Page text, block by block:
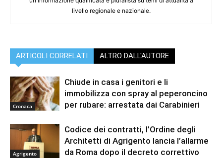
livello regionale e nazionale.
ARTICOLI CORRELATI ALTRO DALL'AUTORE
Cronaca
Chiude in casa i genitori e li
immobilizza con spray al peperoncino
per rubare: arrestata dai Carabinieri
Agrigento
Codice dei contratti, l’Ordine degli
Architetti di Agrigento lancia l’allarme
da Roma dopo il decreto correttivo